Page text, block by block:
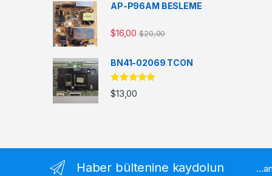
AP-P96AM BESLEME
$16,00 $20,00
BN41-02069 TCON
5 üzerinden
5.00oy aldı
$13,00
Haber bültenine kaydolun